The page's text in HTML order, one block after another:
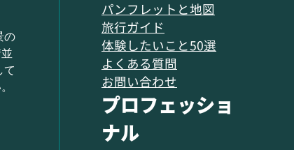
の
て
パンフレットと地図
旅行ガイド
体験したいこと50選
よくある質問
お問い合わせ
プロフェッショ
ナル